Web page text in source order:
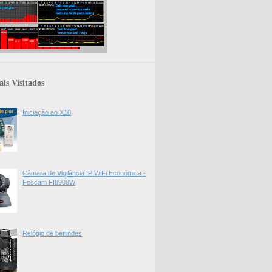
Visitados
Iniciação ao X10
Câmara de Vigilância IP WiFi Económica -
Foscam FI8908W
Relógio de berlindes